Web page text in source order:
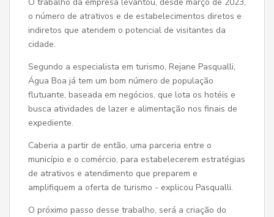
o número de atrativos e de estabelecimentos diretos e
indiretos que atendem o potencial de visitantes da
cidade.
Segundo a especialista em turismo, Rejane Pasqualli,
Água Boa já tem um bom número de população
flutuante, baseada em negócios, que lota os hotéis e
busca atividades de lazer e alimentação nos finais de
expediente.
Caberia a partir de então, uma parceria entre o
município e o comércio, para estabelecerem estratégias
de atrativos e atendimento que preparem e
amplifiquem a oferta de turismo - explicou Pasqualli.
O próximo passo desse trabalho, será a criação do